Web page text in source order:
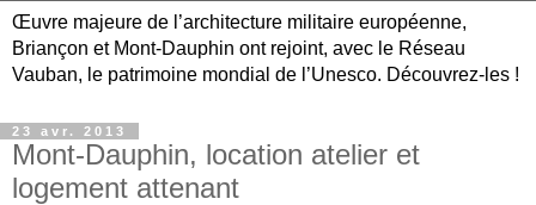
Œuvre majeure de l’architecture militaire européenne,
Briançon et Mont-Dauphin ont rejoint, avec le Réseau
Vauban, le patrimoine mondial de l’Unesco. Découvrez-les !
23 avr. 2013
Mont-Dauphin, location atelier et
logement attenant